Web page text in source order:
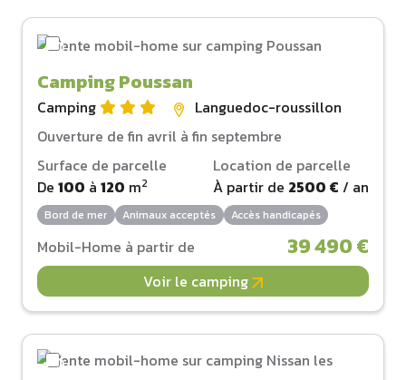
Camping Poussan
Camping
Languedoc-roussillon
Ouverture de fin avril à fin septembre
Surface de parcelle
De 100 à 120 m2
Location de parcelle
À partir de 2500 € / an
Bord de mer Animaux acceptés Accès handicapés
Mobil-Home à partir de 39 490 €
Voir le camping